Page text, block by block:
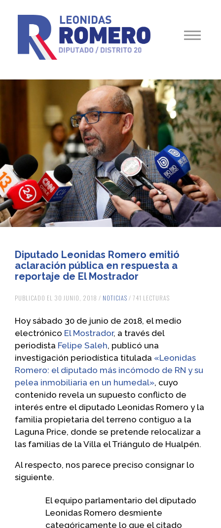
Diputado Leonidas Romero emitió
aclaración pública en respuesta a
reportaje de El Mostrador
PUBLICADO EL 30 JUNIO, 2018 / NOTICIAS / 741 LECTURAS
Hoy sábado 30 de junio de 2018, el medio
electrónico El Mostrador, a través del
periodista Felipe Saleh, publicó una
investigación periodística titulada «Leonidas
Romero: el diputado más incómodo de RN y su
pelea inmobiliaria en un humedal», cuyo
contenido revela un supuesto conflicto de
interés entre el diputado Leonidas Romero y la
familia propietaria del terreno contiguo a la
Laguna Price, donde se pretende relocalizar a
las familias de la Villa el Triángulo de Hualpén.
Al respecto, nos parece preciso consignar lo
siguiente.
El equipo parlamentario del diputado
Leonidas Romero desmiente
categóricamente lo que el citado